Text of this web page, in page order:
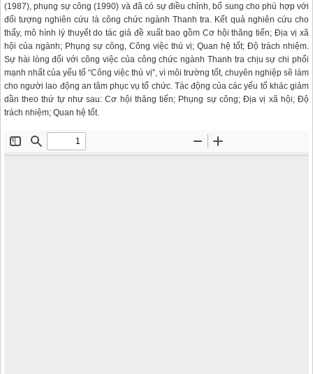
(1987), phụng sự công (1990) và đã có sự điều chỉnh, bổ sung cho phù hợp với
đối tượng nghiên cứu là công chức ngành Thanh tra. Kết quả nghiên cứu cho
thấy, mô hình lý thuyết do tác giả đề xuất bao gồm Cơ hội thăng tiến; Địa vị xã
hội của ngành; Phụng sự công, Công việc thú vị; Quan hệ tốt; Độ trách nhiệm.
Sự hài lòng đối với công việc của công chức ngành Thanh tra chịu sự chi phối
mạnh nhất của yếu tố “Công việc thú vị”, vì môi trường tốt, chuyên nghiệp sẽ làm
cho người lao động an tâm phục vụ tổ chức. Tác động của các yếu tố khác giảm
dần theo thứ tự như sau: Cơ hội thăng tiến; Phụng sự công; Địa vị xã hội; Độ
trách nhiệm; Quan hệ tốt.